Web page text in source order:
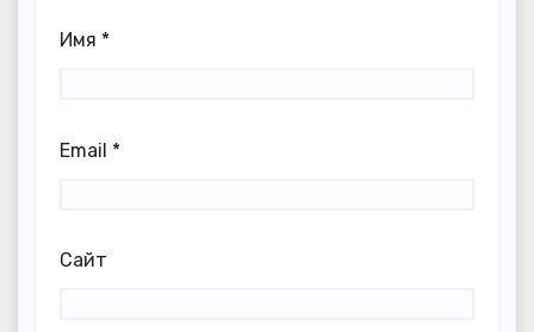
Имя *
Email *
Сайт